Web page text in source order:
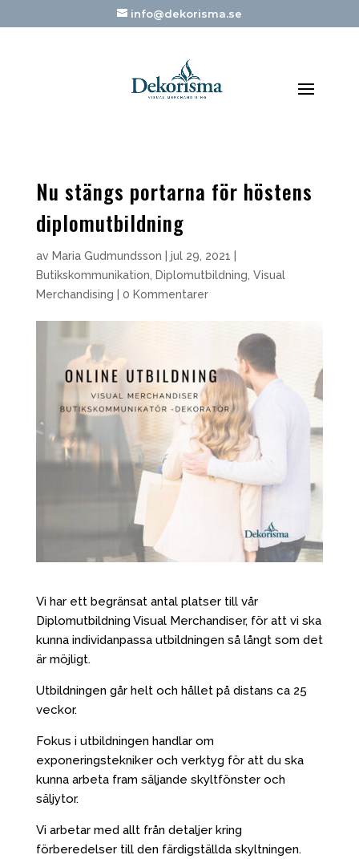
info@dekorisma.se
Nu stängs portarna för höstens
diplomutbildning
av Maria Gudmundsson jul 29, 2021
Butikskommunikation
Diplomutbildning Visual
Merchandising
0 Kommentarer
Vi har ett begränsat antal platser till vår
Diplomutbildning Visual Merchandiser, för att vi ska
kunna individanpassa utbildningen så långt som det
är möjligt.
Utbildningen går helt och hållet på distans ca 25
veckor.
Fokus i utbildningen handlar om
exponeringstekniker och verktyg för att du ska
kunna arbeta fram säljande skyltfönster och
säljytor.
Vi arbetar med allt från detaljer kring
förberedelser till den färdigställda skyltningen.